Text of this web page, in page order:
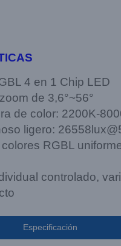
4 en 1 Chip LED
de 3,6°~56°
de color: 2200K-
ligero:
RGBL
controlado,
Especificación